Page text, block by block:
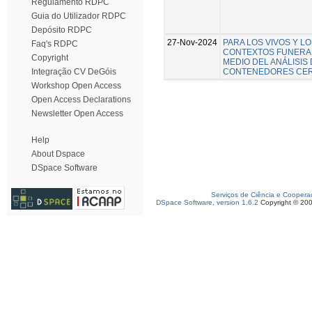
Regulamento RDPC
Guia do Utilizador RDPC
Depósito RDPC
Faq's RDPC
Copyright
Integração CV DeGóis
Workshop Open Access
Open Access Declarations
Newsletter Open Access
Help
About Dspace
DSpace Software
27-Nov-2024
PARA LOS VIVOS Y
CONTEXTOS
MEDIO DEL ANÁLISIS
CONTENEDORES
Serviços de Ciência e
DSpace Software, version 1.6.2 Copyright ©